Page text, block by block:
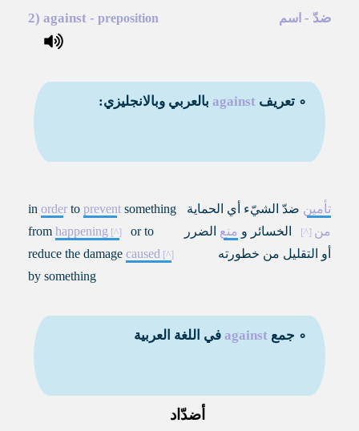
ضدّ - اسم 2) against - preposition
∘ تعريفagainst بالعربي وبالانجليزي:
تأمين ضدّ الشيّء أي الحماية
من
الخسائر و منع الضرر
أو التقليل من خطورته
in order to prevent something
from happening
or to
reduce the damage caused
by something
∘ جمعagainst في اللغة العربية
أضدّاد